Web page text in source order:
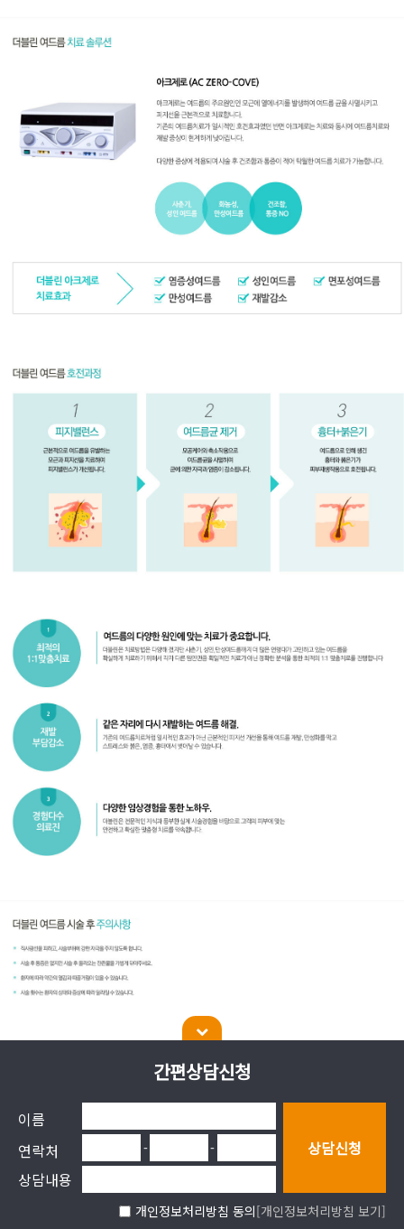
사업자번호 : 346-06-00117
Copyright © W.Rin clinic All Right Reserved.
이용약관|개인정보처리방침
간편상담신청
이름
연락처
- -
상담내용
상담신청
개인정보처리방침 동의[개인정보처리방침 보기]